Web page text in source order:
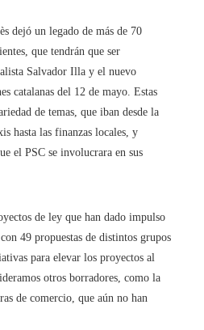
dejó un legado de más de 70
que tendrán que ser
Salvador Illa y el nuevo
catalanas del 12 de mayo. Estas
de temas, que iban desde la
hasta las finanzas locales, y
el PSC se involucrara en sus
de ley que han dado impulso
49 propuestas de distintos grupos
para elevar los proyectos al
otros borradores, como la
de comercio, que aún no han